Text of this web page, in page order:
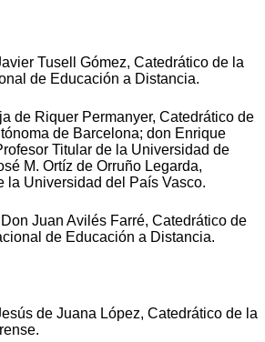
Tusell Gómez, Catedrático de la
de Educación a Distancia.
de Riquer Permanyer, Catedrático de
de Barcelona; don Enrique
Titular de la Universidad de
M. Ortíz de Orruño Legarda,
la Universidad del País Vasco.
Juan Avilés Farré, Catedrático de
de Educación a Distancia.
de Juana López, Catedrático de la